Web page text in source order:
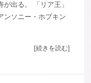
出る。 「リア王」
ンソニー・ホプキン
[続きを読む]